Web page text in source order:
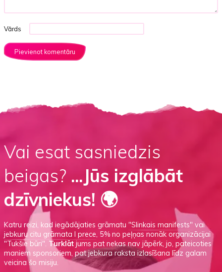
Vārds
Vai esat sasniedzis
beigas? ...Jūs izglābāt
dzīvniekus! 🌍
Katru reizi, kad iegādājaties grāmatu "Slinkais manifests" vai
jebkuru citu grāmata I prece, 5% no peļņas nonāk organizācijai
"Tukšie būri". Turklāt jums pat nekas nav jāpērk, jo, pateicoties
maniem sponsoriem, pat jebkura raksta izlasīšana līdz galam
veicina šo misiju.